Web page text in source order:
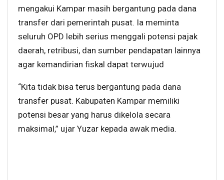
mengakui Kampar masih bergantung pada dana
transfer dari pemerintah pusat. Ia meminta
seluruh OPD lebih serius menggali potensi pajak
daerah, retribusi, dan sumber pendapatan lainnya
agar kemandirian fiskal dapat terwujud
“Kita tidak bisa terus bergantung pada dana
transfer pusat. Kabupaten Kampar memiliki
potensi besar yang harus dikelola secara
maksimal,” ujar Yuzar kepada awak media.